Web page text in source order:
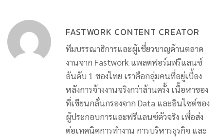
FASTWORK CONTENT CREATOR
ทีมบรรณาธิการและผู้เชี่ยวชาญด้านตลาด
งานจาก Fastwork แพลตฟอร์มฟรีแลนซ์
อันดับ 1 ของไทย เราคือกลุ่มคนที่อยู่เบื้อง
หลังการจ้างงานจริงกว่าล้านครั้ง เนื้อหาของ
ที่เขียนกลั่นกรองจาก Data และอินไซต์ของ
ผู้ประกอบการและฟรีแลนซ์ตัวจริง เพื่อส่ง
ต่อเทคนิคการทำงาน การบริหารธุรกิจ และ